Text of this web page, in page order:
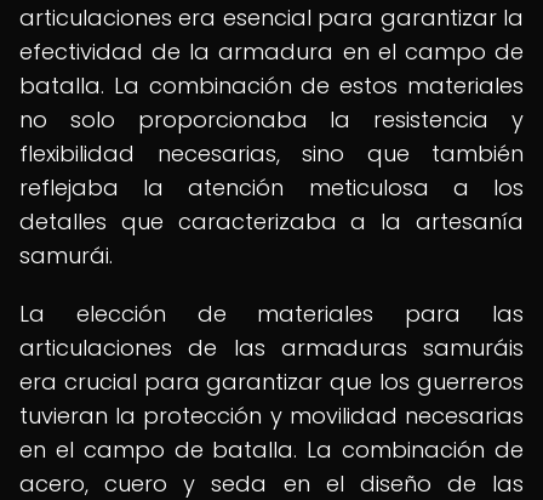
articulaciones era esencial para garantizar la
efectividad de la armadura en el campo de
batalla. La combinación de estos materiales
no solo proporcionaba la resistencia y
flexibilidad necesarias, sino que también
reflejaba la atención meticulosa a los
detalles que caracterizaba a la artesanía
samurái.
La elección de materiales para las
articulaciones de las armaduras samuráis
era crucial para garantizar que los guerreros
tuvieran la protección y movilidad necesarias
en el campo de batalla. La combinación de
acero, cuero y seda en el diseño de las